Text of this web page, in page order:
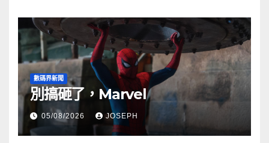
數碼界新聞
別搞砸了，Marvel
05/08/2026 JOSEPH